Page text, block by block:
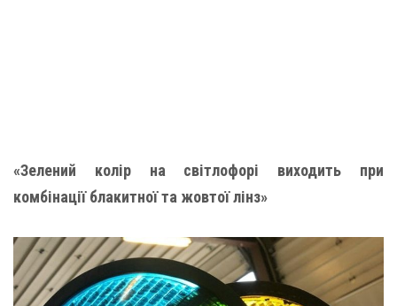
«Зелений колір на світлофорі виходить при
комбінації блакитної та жовтої лінз»